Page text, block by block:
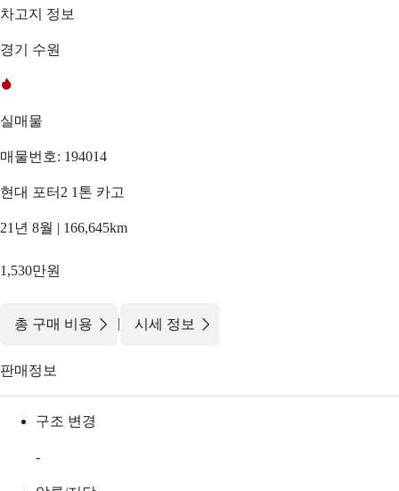
차고지 정보
경기 수원
실매물
매물번호: 194014
현대 포터2 1톤 카고
21년 8월 | 166,645km
1,530만원
총 구매 비용 | 시세 정보
판매정보
구조 변경
-